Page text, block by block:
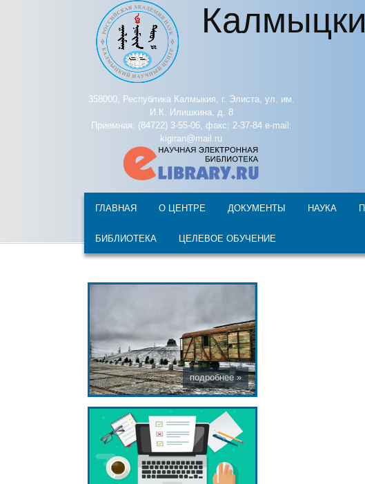
Перейти к основному содержанию
358000, Республика Калмыкия, г. Элиста, ул. им.
И.К. Илишкина, д. 8
Приемная: (84722) 3-55-06, факс: 2-37-84 e-mail:
kigiran@mail.ru
ГЛАВНАЯ О ЦЕНТРЕ ДОКУМЕНТЫ НАУКА
БИБЛИОТЕКА ЦЕЛЕВОЕ ОБУЧЕНИЕ